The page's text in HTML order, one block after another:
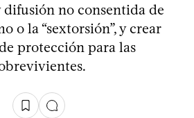
no consentida de
o la “sextorsión”, y crear
protección para las